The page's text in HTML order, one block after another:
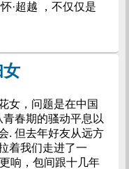
·超越 ，不仅仅是
女，问题是在中国
春期的骚动平息以
. 但去年好友从远方
着我们走进了一
响，包间跟十几年